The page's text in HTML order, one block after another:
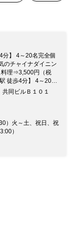
、目にも鮮やか
さい。
分】 4～20名完全個
のチャイナダイニン
料理⇒3,500円（税
徒歩4分】 4～20名
囲気のチャイナダ
インテリアがお洒落
中華料理屋のイメ
食レストランを彷彿
理人による本格中
ください！ ◆コー
同ビルＢ１０１
）火～土、祝日、祝
）